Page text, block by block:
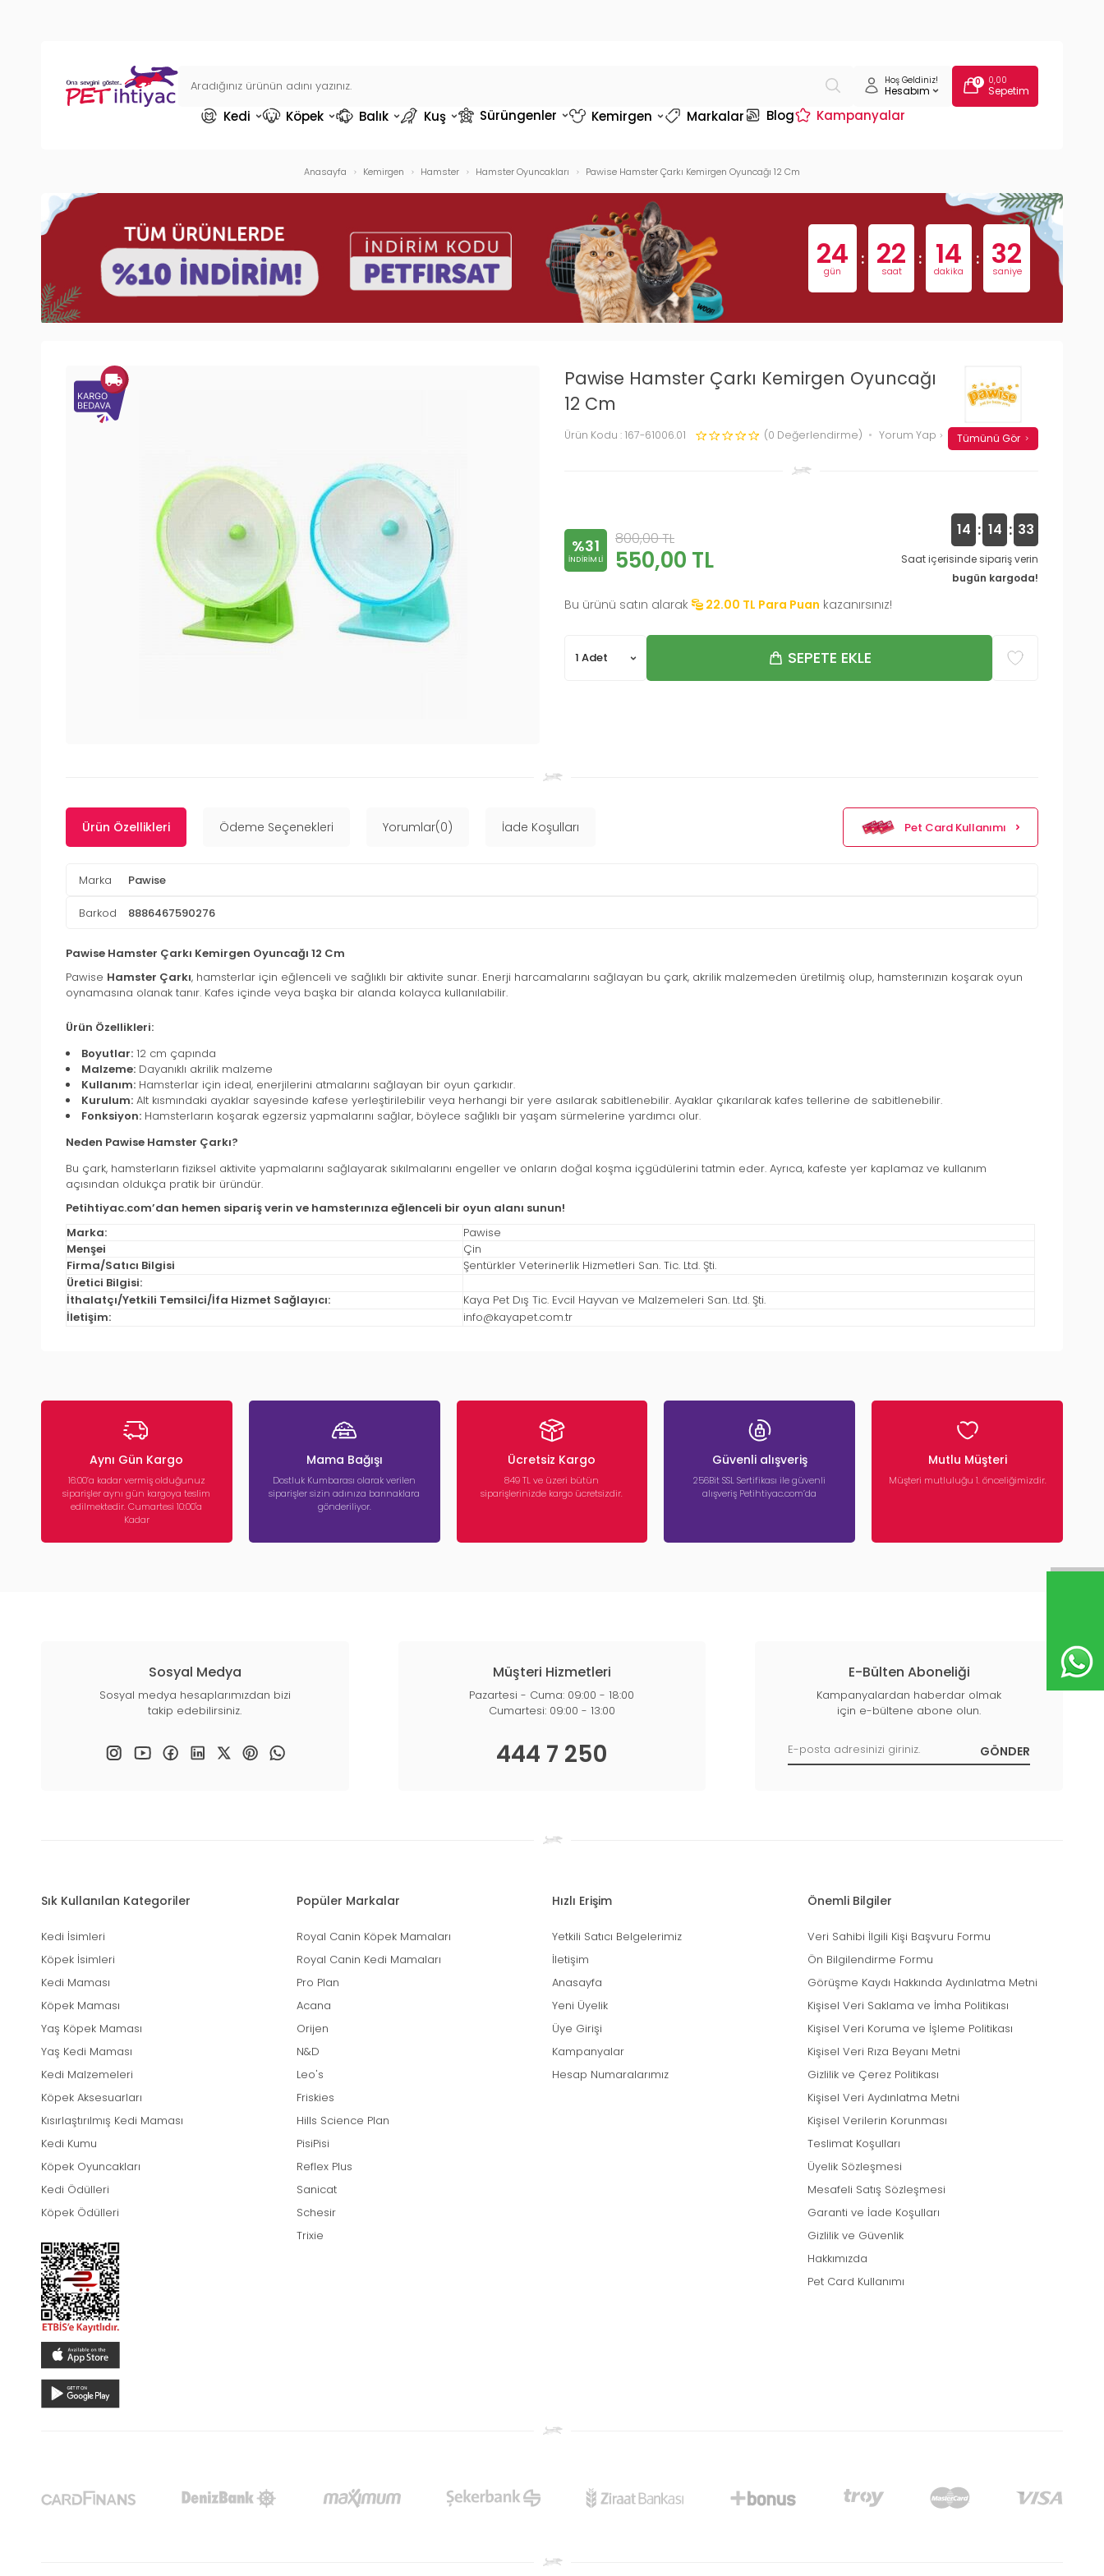
Hoş Geldiniz!
Hesabım
0 0,00
Sepetim
Kedi Köpek Balık Kuş Sürüngenler Kemirgen Markalar Blog Kampanyalar
Anasayfa Kemirgen Hamster Hamster Oyuncakları Pawise Hamster Çarkı Kemirgen Oyuncağı 12 Cm
24
gün
: 22
saat
: 14
dakika
: 31
saniye
Pawise Hamster Çarkı Kemirgen Oyuncağı
12 Cm
Ürün Kodu : 167-61006.01 (0 Değerlendirme) Yorum Yap Tümünü Gör
%31
INDIRIMLI
800,00TL
550,00 TL
14 : 14 : 32
Saat içerisinde sipariş verin
bugün kargoda!
Bu ürünü satın alarak 22.00 TL Para Puan kazanırsınız!
SEPETE EKLE
Ürün Özellikleri Ödeme Seçenekleri Yorumlar(0) İade Koşulları Pet Card Kullanımı
Marka Pawise
Barkod 8886467590276
Pawise Hamster Çarkı Kemirgen Oyuncağı 12 Cm
Pawise Hamster Çarkı, hamsterlar için eğlenceli ve sağlıklı bir aktivite sunar. Enerji harcamalarını sağlayan bu çark, akrilik malzemeden üretilmiş olup, hamsterınızın koşarak oyun
oynamasına olanak tanır. Kafes içinde veya başka bir alanda kolayca kullanılabilir.
Ürün Özellikleri:
Boyutlar: 12 cm çapında
Malzeme: Dayanıklı akrilik malzeme
Kullanım: Hamsterlar için ideal, enerjilerini atmalarını sağlayan bir oyun çarkıdır.
Kurulum: Alt kısmındaki ayaklar sayesinde kafese yerleştirilebilir veya herhangi bir yere asılarak sabitlenebilir. Ayaklar çıkarılarak kafes tellerine de sabitlenebilir.
Fonksiyon: Hamsterların koşarak egzersiz yapmalarını sağlar, böylece sağlıklı bir yaşam sürmelerine yardımcı olur.
Neden Pawise Hamster Çarkı?
Bu çark, hamsterların fiziksel aktivite yapmalarını sağlayarak sıkılmalarını engeller ve onların doğal koşma içgüdülerini tatmin eder. Ayrıca, kafeste yer kaplamaz ve kullanım
açısından oldukça pratik bir üründür.
Petihtiyac.com’dan hemen sipariş verin ve hamsterınıza eğlenceli bir oyun alanı sunun!
Marka:
Pawise
Menşei
Çin
Firma/Satıcı Bilgisi
Şentürkler Veterinerlik Hizmetleri San. Tic. Ltd. Şti.
Üretici Bilgisi:
İthalatçı/Yetkili Temsilci/İfa Hizmet Sağlayıcı:
Kaya Pet Dış Tic. Evcil Hayvan ve Malzemeleri San. Ltd. Şti.
İletişim:
info@kayapet.com.tr
Aynı Gün Kargo
16:00’a kadar vermiş olduğunuz
siparişler aynı gün kargoya teslim
edilmektedir. Cumartesi 10:00'a
Kadar
Mama Bağışı
Dostluk Kumbarası olarak verilen
siparişler sizin adınıza barınaklara
gönderiliyor.
Ücretsiz Kargo
849 TL ve üzeri bütün
siparişlerinizde kargo ücretsizdir.
Güvenli alışveriş
256Bit SSL Sertifikası ile güvenli
alışveriş Petihtiyac.com’da
Mutlu Müşteri
Müşteri mutluluğu 1. önceliğimizdir.
Sosyal Medya
Sosyal medya hesaplarımızdan bizi
takip edebilirsiniz.
Müşteri Hizmetleri
Pazartesi - Cuma: 09:00 - 18:00
Cumartesi: 09:00 - 13:00
444 7 250
E-Bülten Aboneliği
Kampanyalardan haberdar olmak
için e-bültene abone olun.
Sık Kullanılan Kategoriler
Kedi İsimleri
Köpek İsimleri
Kedi Maması
Köpek Maması
Yaş Köpek Maması
Yaş Kedi Maması
Kedi Malzemeleri
Köpek Aksesuarları
Kısırlaştırılmış Kedi Maması
Kedi Kumu
Köpek Oyuncakları
Kedi Ödülleri
Köpek Ödülleri
Popüler Markalar
Royal Canin Köpek Mamaları
Royal Canin Kedi Mamaları
Pro Plan
Acana
Orijen
N&D
Leo's
Friskies
Hills Science Plan
PisiPisi
Reflex Plus
Sanicat
Schesir
Trixie
Hızlı Erişim
Yetkili Satıcı Belgelerimiz
İletişim
Anasayfa
Yeni Üyelik
Üye Girişi
Kampanyalar
Hesap Numaralarımız
Önemli Bilgiler
Veri Sahibi İlgili Kişi Başvuru Formu
Ön Bilgilendirme Formu
Görüşme Kaydı Hakkında Aydınlatma Metni
Kişisel Veri Saklama ve İmha Politikası
Kişisel Veri Koruma ve İşleme Politikası
Kişisel Veri Rıza Beyanı Metni
Gizlilik ve Çerez Politikası
Kişisel Veri Aydınlatma Metni
Kişisel Verilerin Korunması
Teslimat Koşulları
Üyelik Sözleşmesi
Mesafeli Satış Sözleşmesi
Garanti ve İade Koşulları
Gizlilik ve Güvenlik
Hakkımızda
Pet Card Kullanımı